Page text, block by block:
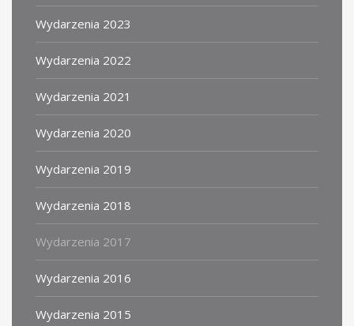
Wydarzenia 2023
Wydarzenia 2022
Wydarzenia 2021
Wydarzenia 2020
Wydarzenia 2019
Wydarzenia 2018
Wydarzenia 2017
Wydarzenia 2016
Wydarzenia 2015